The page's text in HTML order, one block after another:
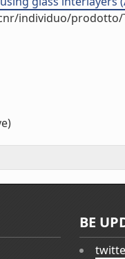
individuo/prodotto/
BE